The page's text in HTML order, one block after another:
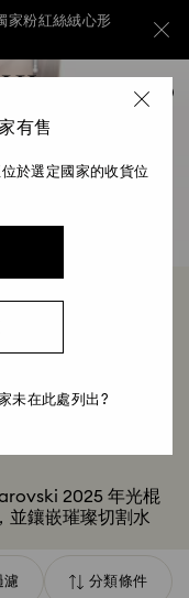
家粉紅絲絨心形
家粉紅絲絨心形
家粉紅絲絨心形
嗎？雖然我們的光
我們的線上折扣店
佳折扣犒賞自己和
2025 年光棍
並鑲嵌璀璨切割水
濾 分類條件
分
有售
於選定國家的收貨位
未在此處列出?